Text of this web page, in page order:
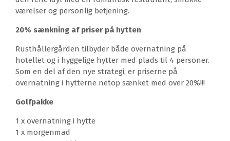
værelser og personlig betjening.
20% sænkning af priser på hytten
Rusthållergården tilbyder både overnatning på
hotellet og i hyggelige hytter med plads til 4 personer.
Som en del af den nye strategi, er priserne på
overnatning i hytterne netop sænket med over 20%!!!
Golfpakke
1 x overnatning i hytte
1 x morgenmad